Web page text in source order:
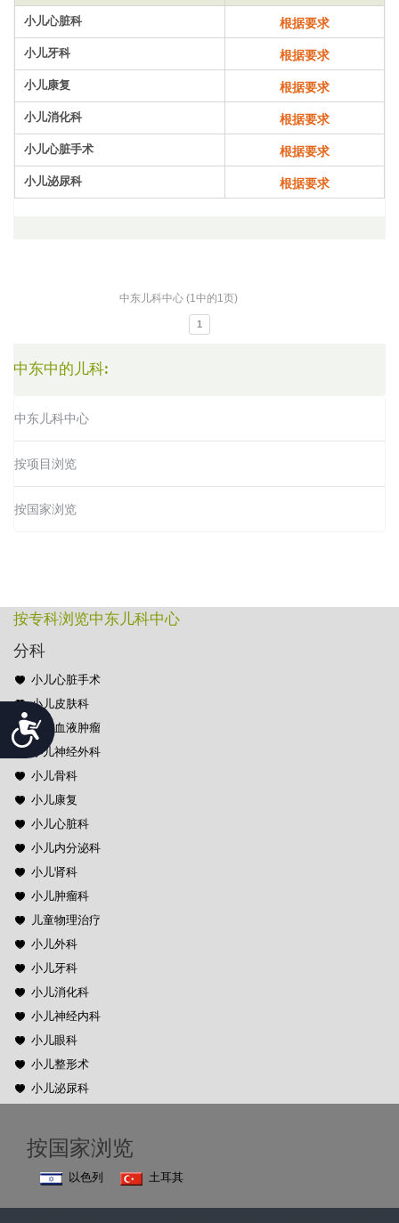
Accessibility
小儿心脏科 根据要求
小儿牙科 根据要求
小儿康复 根据要求
小儿消化科 根据要求
小儿心脏手术 根据要求
小儿泌尿科 根据要求
中东儿科中心 (1中的1页)
1
中东中的儿科:
中东儿科中心
按项目浏览
按国家浏览
按专科浏览中东儿科中心
分科
小儿心脏手术
小儿皮肤科
小儿血液肿瘤
小儿神经外科
小儿骨科
小儿康复
小儿心脏科
小儿内分泌科
小儿肾科
小儿肿瘤科
儿童物理治疗
小儿外科
小儿牙科
小儿消化科
小儿神经内科
小儿眼科
小儿整形术
小儿泌尿科
按国家浏览
以色列 土耳其